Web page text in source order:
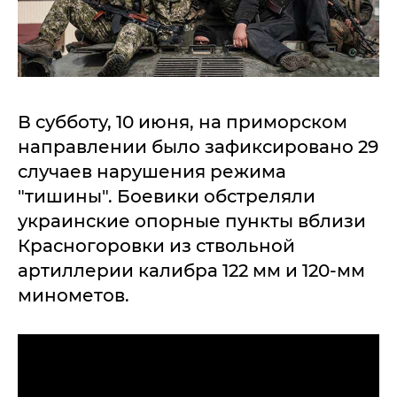
В субботу, 10 июня, на приморском
направлении было зафиксировано 29
случаев нарушения режима
"тишины". Боевики обстреляли
украинские опорные пункты вблизи
Красногоровки из ствольной
артиллерии калибра 122 мм и 120-мм
минометов.